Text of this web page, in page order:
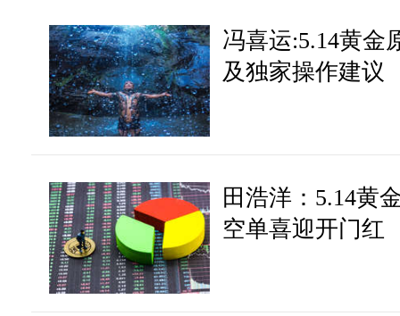
冯喜运:5.14黄金
及独家操作建议
田浩洋：5.14黄
空单喜迎开门红